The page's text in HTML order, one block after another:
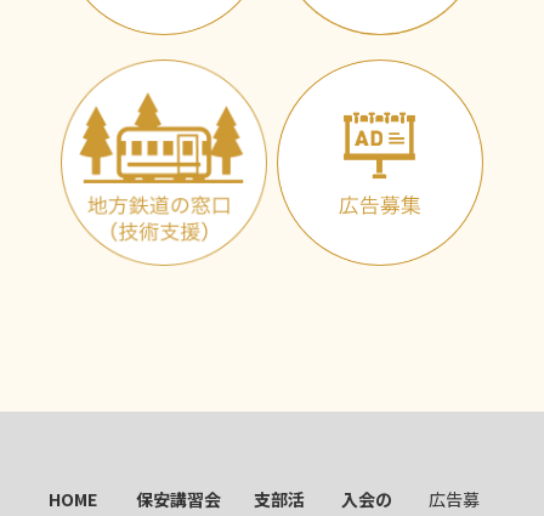
HOME 保安講習会
支部活
入会の
広告募